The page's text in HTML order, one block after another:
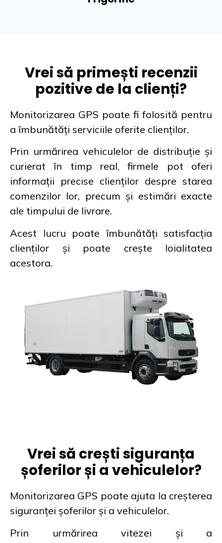
Vrei să primești recenzii
pozitive de la clienți?
Monitorizarea GPS poate fi folosită pentru
a îmbunătăți serviciile oferite clienților.
Prin urmărirea vehiculelor de distribuție și
curierat în timp real, firmele pot oferi
informații precise clienților despre starea
comenzilor lor, precum și estimări exacte
ale timpului de livrare.
Acest lucru poate îmbunătăți satisfacția
clienților și poate crește loialitatea
acestora.
Vrei să crești siguranța
șoferilor și a vehiculelor?
Monitorizarea GPS poate ajuta la creșterea
siguranței șoferilor și a vehiculelor.
Prin urmărirea vitezei și a